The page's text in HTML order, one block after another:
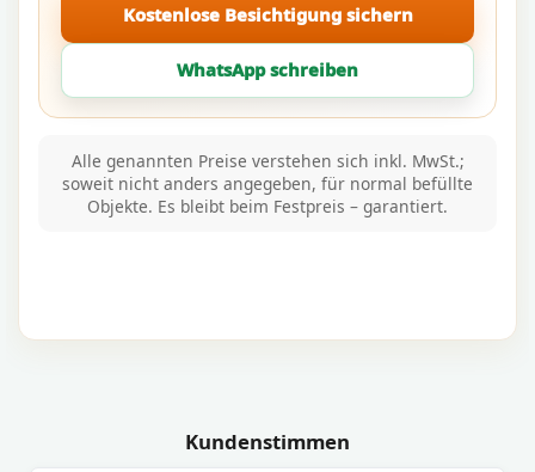
Kostenlose Besichtigung sichern
WhatsApp schreiben
Alle genannten Preise verstehen sich inkl. MwSt.;
soweit nicht anders angegeben, für normal befüllte
Objekte. Es bleibt beim Festpreis – garantiert.
Kundenstimmen